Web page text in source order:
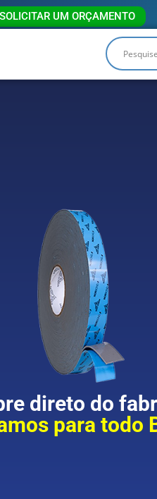
SOLICITAR UM ORÇAMENTO
direto do
para todo